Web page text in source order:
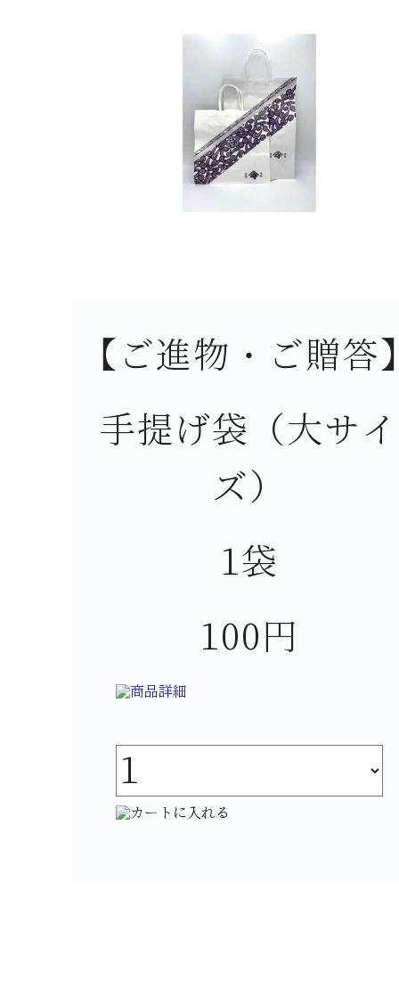
【ご進物・ご贈答
手提げ袋（大サイ
ズ）
1袋
100円